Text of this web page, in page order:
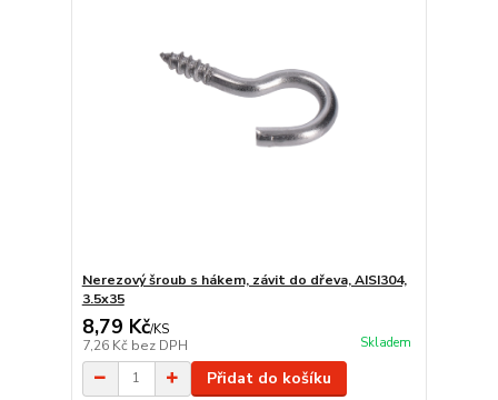
Nerezový šroub s hákem, závit do dřeva, AISI304,
3.5x35
8,79 Kč/KS
7,26 Kč bez DPH Skladem
Přidat do košíku